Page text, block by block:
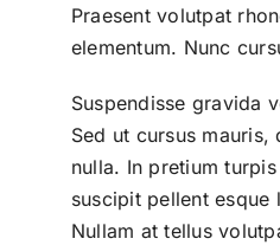
Praesent volutpat
elementum. Nunc
Suspendisse gravida
Sed ut cursus mauris,
nulla. In pretium
suscipit pellent esque
Nullam at tellus